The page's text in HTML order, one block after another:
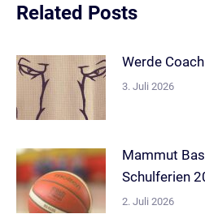
Related Posts
Werde
3. Juli 2026
Mammut
Schulferien
2. Juli 2026